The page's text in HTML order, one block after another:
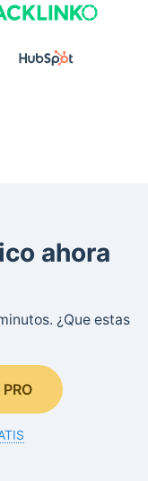
ahora
¿Que estas